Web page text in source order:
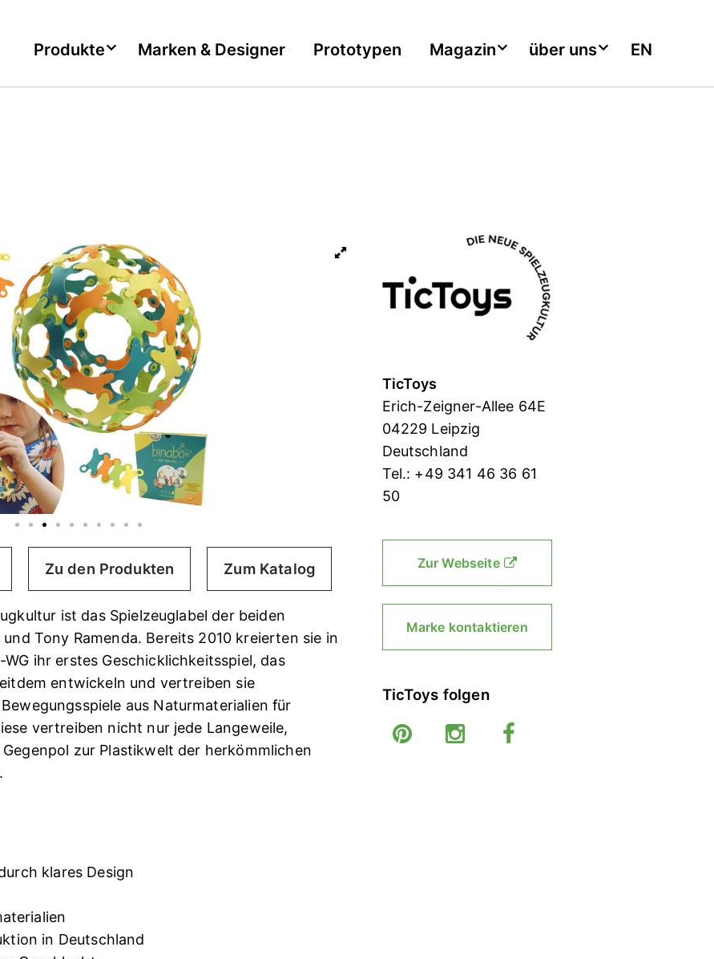
Produkte Marken & Designer Prototypen Magazin über uns EN
Zu den Produkten Zum Katalog
ist das Spielzeuglabel der beiden
Tony Ramenda. Bereits 2010 kreierten sie in
ihr erstes Geschicklichkeitsspiel, das
entwickeln und vertreiben sie
aus Naturmaterialien für
vertreiben nicht nur jede Langeweile,
zur Plastikwelt der herkömmlichen
klares Design
in Deutschland
TicToys
Erich-Zeigner-Allee 64E
04229 Leipzig
Deutschland
Tel.: +49 341 46 36 61
50
Zur Webseite
Marke kontaktieren
TicToys folgen